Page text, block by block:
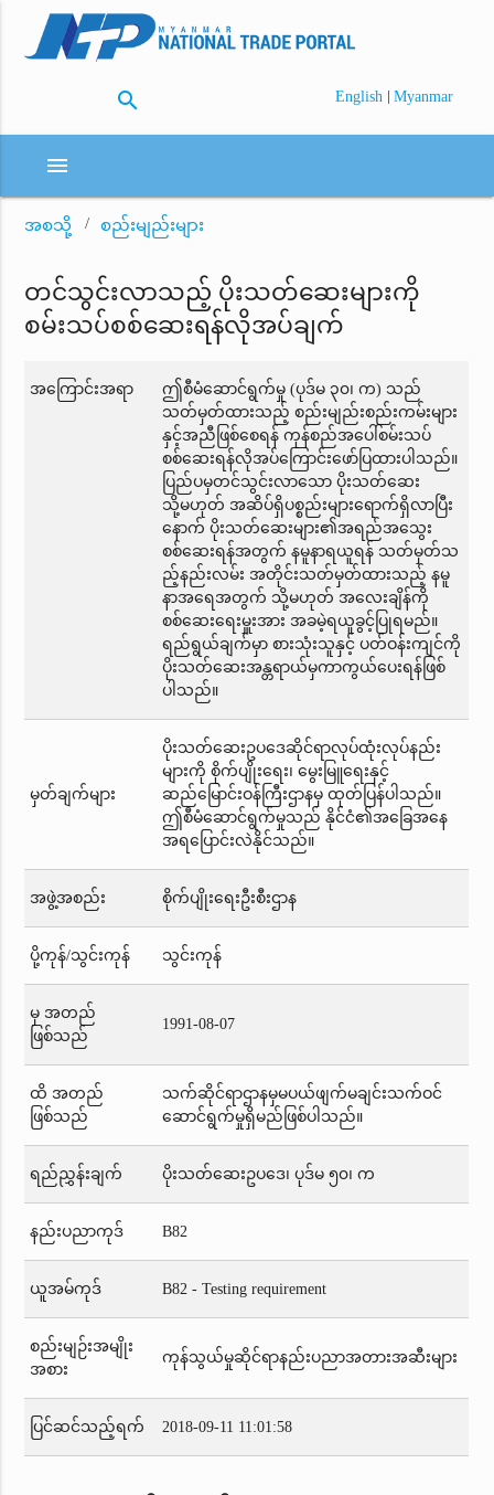
search English | Myanmar
menu
အစသို့ စည်းမျည်းများ
တင်သွင်းလာသည့် ပိုးသတ်ဆေးများကို
စမ်းသပ်စစ်ဆေးရန်လိုအပ်ချက်
အကြောင်းအရာ
ဤစီမံဆောင်ရွက်မှု (ပုဒ်မ ၃၀၊ က) သည်
သတ်မှတ်ထားသည့် စည်းမျည်းစည်းကမ်းများ
နှင့်အညီဖြစ်စေရန် ကုန်စည်အပေါ်စမ်းသပ်
စစ်ဆေးရန်လိုအပ်ကြောင်းဖော်ပြထားပါသည်။
ပြည်ပမှတင်သွင်းလာသော ပိုးသတ်ဆေး
သို့မဟုတ် အဆိပ်ရှိပစ္စည်းများရောက်ရှိလာပြီး
နောက် ပိုးသတ်ဆေးများ၏အရည်အသွေး
စစ်ဆေးရန်အတွက် နမူနာရယူရန် သတ်မှတ်သ
ည့်နည်းလမ်း အတိုင်းသတ်မှတ်ထားသည့် နမူ
နာအရေအတွက် သို့မဟုတ် အလေးချိန်ကို
စစ်ဆေးရေးမှူးအား အခမဲ့ရယူခွင့်ပြုရမည်။
ရည်ရွယ်ချက်မှာ စားသုံးသူနှင့် ပတ်ဝန်းကျင်ကို
ပိုးသတ်ဆေးအန္တရာယ်မှကာကွယ်ပေးရန်ဖြစ်
ပါသည်။
မှတ်ချက်များ
ပိုးသတ်ဆေးဥပဒေဆိုင်ရာလုပ်ထုံးလုပ်နည်း
များကို စိုက်ပျိုးရေး၊ မွေးမြူရေးနှင့်
ဆည်မြောင်းဝန်ကြီးဌာနမှ ထုတ်ပြန်ပါသည်။
ဤစီမံဆောင်ရွက်မှုသည် နိုင်ငံ၏အခြေအနေ
အရပြောင်းလဲနိုင်သည်။
အဖွဲ့အစည်း စိုက်ပျိုးရေးဦးစီးဌာန
ပို့ကုန်/သွင်းကုန် သွင်းကုန်
မှ အတည်
ဖြစ်သည်
1991-08-07
ထိ အတည်
ဖြစ်သည်
သက်ဆိုင်ရာဌာနမှမပယ်ဖျက်မချင်းသက်ဝင်
ဆောင်ရွက်မှုရှိမည်ဖြစ်ပါသည်။
ရည်ညွှန်းချက် ပိုးသတ်ဆေးဥပဒေ၊ ပုဒ်မ ၅၀၊ က
နည်းပညာကုဒ် B82
ယူအမ်ကုဒ် B82 - Testing requirement
စည်းမျဉ်းအမျိုး
အစား
ကုန်သွယ်မှုဆိုင်ရာနည်းပညာအတားအဆီးများ
ပြင်ဆင်သည့်ရက် 2018-09-11 11:01:58